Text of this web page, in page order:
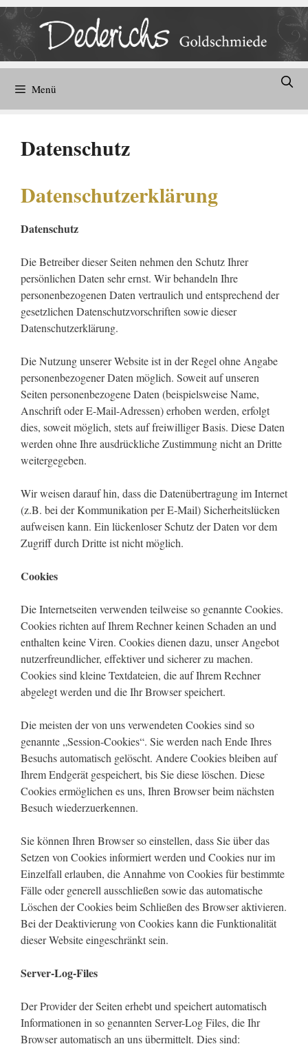
Zum
Inhalt
springen
Menü
Datenschutz
Datenschutzerklärung
Datenschutz
Die Betreiber dieser Seiten nehmen den Schutz Ihrer
persönlichen Daten sehr ernst. Wir behandeln Ihre
personenbezogenen Daten vertraulich und entsprechend der
gesetzlichen Datenschutzvorschriften sowie dieser
Datenschutzerklärung.
Die Nutzung unserer Website ist in der Regel ohne Angabe
personenbezogener Daten möglich. Soweit auf unseren
Seiten personenbezogene Daten (beispielsweise Name,
Anschrift oder E-Mail-Adressen) erhoben werden, erfolgt
dies, soweit möglich, stets auf freiwilliger Basis. Diese Daten
werden ohne Ihre ausdrückliche Zustimmung nicht an Dritte
weitergegeben.
Wir weisen darauf hin, dass die Datenübertragung im Internet
(z.B. bei der Kommunikation per E-Mail) Sicherheitslücken
aufweisen kann. Ein lückenloser Schutz der Daten vor dem
Zugriff durch Dritte ist nicht möglich.
Cookies
Die Internetseiten verwenden teilweise so genannte Cookies.
Cookies richten auf Ihrem Rechner keinen Schaden an und
enthalten keine Viren. Cookies dienen dazu, unser Angebot
nutzerfreundlicher, effektiver und sicherer zu machen.
Cookies sind kleine Textdateien, die auf Ihrem Rechner
abgelegt werden und die Ihr Browser speichert.
Die meisten der von uns verwendeten Cookies sind so
genannte „Session-Cookies“. Sie werden nach Ende Ihres
Besuchs automatisch gelöscht. Andere Cookies bleiben auf
Ihrem Endgerät gespeichert, bis Sie diese löschen. Diese
Cookies ermöglichen es uns, Ihren Browser beim nächsten
Besuch wiederzuerkennen.
Sie können Ihren Browser so einstellen, dass Sie über das
Setzen von Cookies informiert werden und Cookies nur im
Einzelfall erlauben, die Annahme von Cookies für bestimmte
Fälle oder generell ausschließen sowie das automatische
Löschen der Cookies beim Schließen des Browser aktivieren.
Bei der Deaktivierung von Cookies kann die Funktionalität
dieser Website eingeschränkt sein.
Server-Log-Files
Der Provider der Seiten erhebt und speichert automatisch
Informationen in so genannten Server-Log Files, die Ihr
Browser automatisch an uns übermittelt. Dies sind: